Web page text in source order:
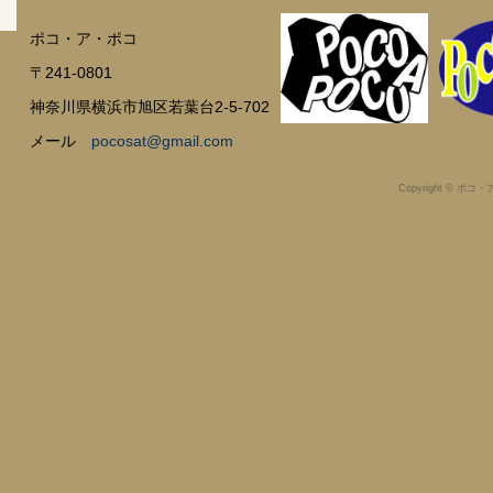
ポコ・ア・ポコ
〒241-0801
神奈川県横浜市旭区若葉台2-5-702
メール pocosat@gmail.com
Copyright © ポコ・